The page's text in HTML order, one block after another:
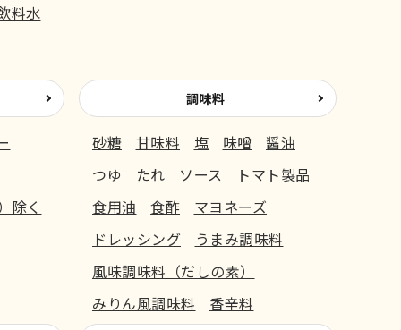
料水
除く
調味料
砂糖 甘味料 塩 味噌
醤油
つゆ
たれ ソース
トマト製品
食用油
食酢
マヨネーズ
ドレッシング
うまみ調味料
風味調味料（だしの素）
みりん風調味料
香辛料